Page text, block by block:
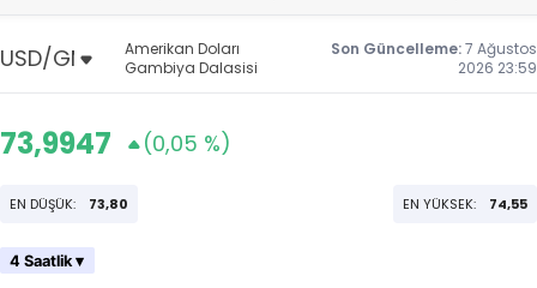
Amerikan Doları
Gambiya Dalasisi
Son Güncelleme:7 Ağustos
2026 23:59
73,9947 (0,05 %)
EN DÜŞÜK: 73,80 EN YÜKSEK: 74,55
4 Saatlik ▾